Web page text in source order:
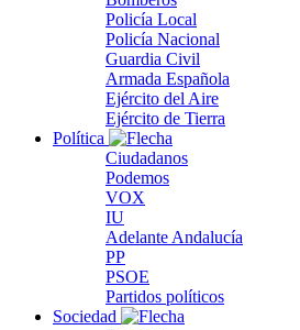
Policía Local
Policía Nacional
Guardia Civil
Armada Española
Ejército del Aire
Ejército de Tierra
Política
Ciudadanos
Podemos
VOX
IU
Adelante Andalucía
PP
PSOE
Partidos políticos
Sociedad